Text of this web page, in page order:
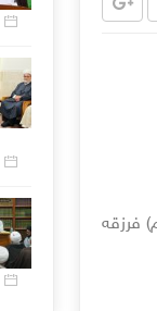
فرزقه